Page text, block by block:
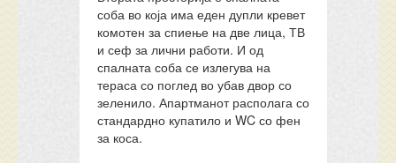
соба во која има еден дупли кревет
комотен за спиење на две лица, ТВ
и сеф за лични работи. И од
спалната соба се излегува на
тераса со поглед во убав двор со
зеленило. Апартманот располага со
стандардно купатило и WC со фен
за коса.